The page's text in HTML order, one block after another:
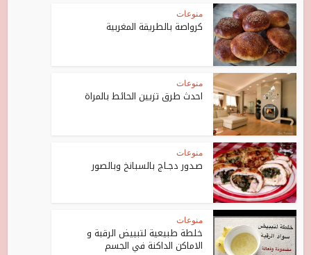
منوعات
كرواصة بالطريقة المغربية
منوعات
احدث طرق تزيين الحائط بالمراة
منوعات
صـدور دجـاج بالسبانخ وبالصور
منوعات
خلطة طبيعية لتبييض الرقبة و
الاماكن الداكنة في الجسم